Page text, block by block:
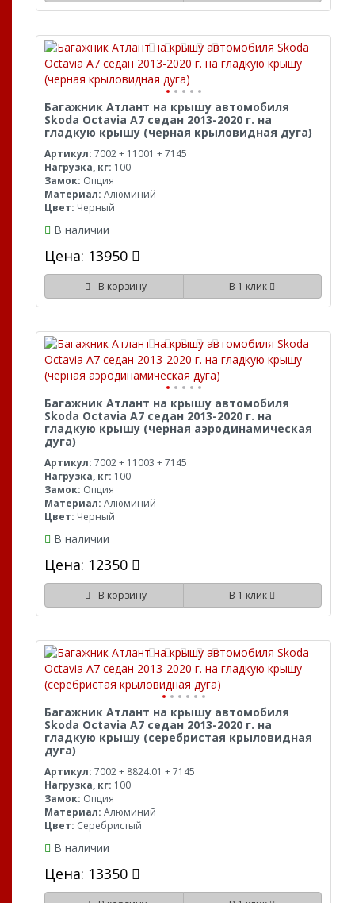
Багажник Атлант на крышу автомобиля
Skoda Octavia A7 седан 2013-2020 г. на
гладкую крышу (черная крыловидная дуга)
Артикул: 7002 + 11001 + 7145
Нагрузка, кг: 100
Замок: Опция
Материал: Алюминий
Цвет: Черный
В наличии
Цена: 13950
В корзину В 1 клик
Багажник Атлант на крышу автомобиля
Skoda Octavia A7 седан 2013-2020 г. на
гладкую крышу (черная аэродинамическая
дуга)
Артикул: 7002 + 11003 + 7145
Нагрузка, кг: 100
Замок: Опция
Материал: Алюминий
Цвет: Черный
В наличии
Цена: 12350
В корзину В 1 клик
Багажник Атлант на крышу автомобиля
Skoda Octavia A7 седан 2013-2020 г. на
гладкую крышу (серебристая крыловидная
дуга)
Артикул: 7002 + 8824.01 + 7145
Нагрузка, кг: 100
Замок: Опция
Материал: Алюминий
Цвет: Серебристый
В наличии
Цена: 13350